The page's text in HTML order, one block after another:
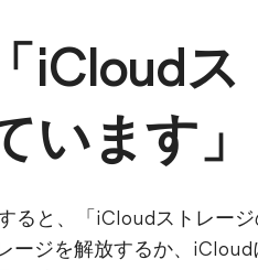
iCloud
います」
ると、「iCloudストレー
ージを解放するか、